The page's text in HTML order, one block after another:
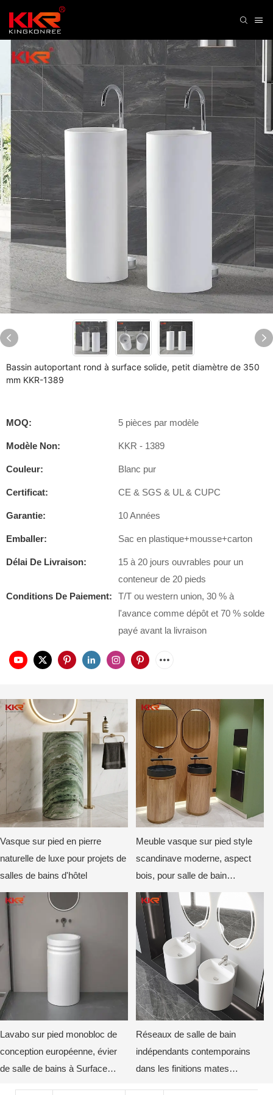
Bassin autoportant rond à surface solide, petit diamètre de 350
mm KKR-1389
MOQ: 5 pièces par modèle
Modèle Non: KKR - 1389
Couleur: Blanc pur
Certificat: CE & SGS & UL & CUPC
Garantie: 10 Années
Emballer: Sac en plastique+mousse+carton
Délai De Livraison:
15 à 20 jours ouvrables pour un
conteneur de 20 pieds
Conditions De Paiement:
T/T ou western union, 30 % à
l'avance comme dépôt et 70 % solde
payé avant la livraison
Vasque sur pied en pierre
naturelle de luxe pour projets de
salles de bains d'hôtel
Meuble vasque sur pied style
scandinave moderne, aspect
bois, pour salle de bain
commerciale
Lavabo sur pied monobloc de
conception européenne, évier
de salle de bains à Surface
Réseaux de salle de bain
indépendants contemporains
dans les finitions mates